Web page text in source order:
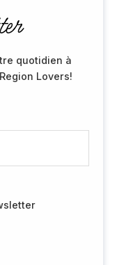
quotidien à
Lovers!